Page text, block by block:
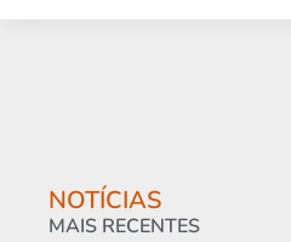
NOTÍCIAS
MAIS RECENTES